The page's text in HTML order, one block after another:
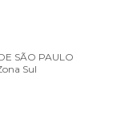
SÃO PAULO
Sul